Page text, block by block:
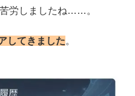
労しましたね……。
してきました。